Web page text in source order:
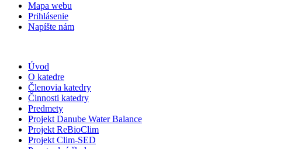
Mapa webu
Prihlásenie
Napíšte nám
Úvod
O katedre
Členovia katedry
Činnosti katedry
Predmety
Projekt Danube Water Balance
Projekt ReBioClim
Projekt Clim-SED